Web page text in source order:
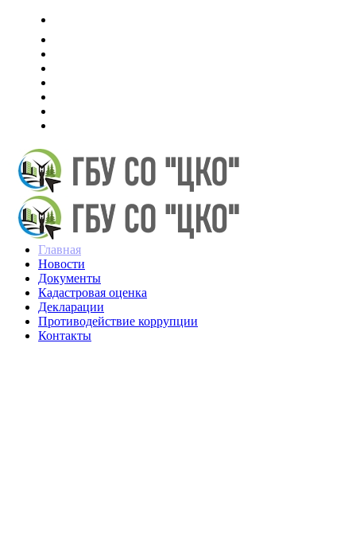
Главная
Новости
Документы
Кадастровая оценка
Декларации
Противодействие коррупции
Контакты